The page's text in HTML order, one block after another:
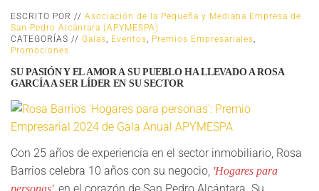
ESCRITO POR // Asociación de la Pequeña y Mediana Empresa de
San Pedro Alcántara (APYMESPA)
CATEGORÍAS // Galas Eventos Premios Empresariales
Promociones
SU PASIÓN Y EL AMOR A SU PUEBLO HA LLEVADO A ROSA
GARCÍA A SER LÍDER EN SU SECTOR
Con 25 años de experiencia en el sector inmobiliario, Rosa
Barrios celebra 10 años con su negocio, 'Hogares para
personas', en el corazón de San Pedro Alcántara. Su